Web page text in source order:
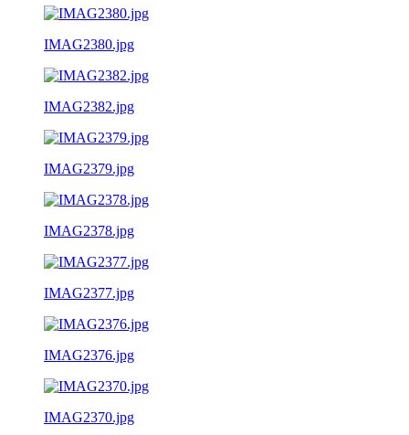
IMAG2380.jpg
IMAG2382.jpg
IMAG2379.jpg
IMAG2378.jpg
IMAG2377.jpg
IMAG2376.jpg
IMAG2370.jpg